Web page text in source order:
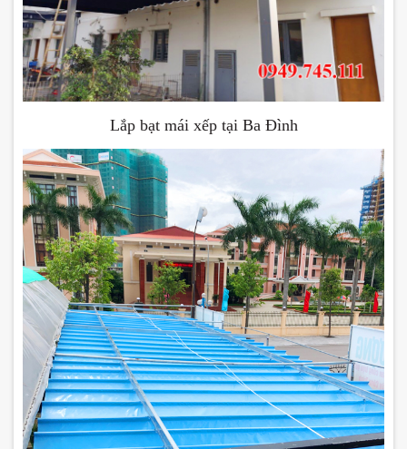
Lắp bạt mái xếp tại Ba Đình